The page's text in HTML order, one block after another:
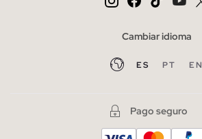
Cambiar idioma
ES PT EN
Pago seguro